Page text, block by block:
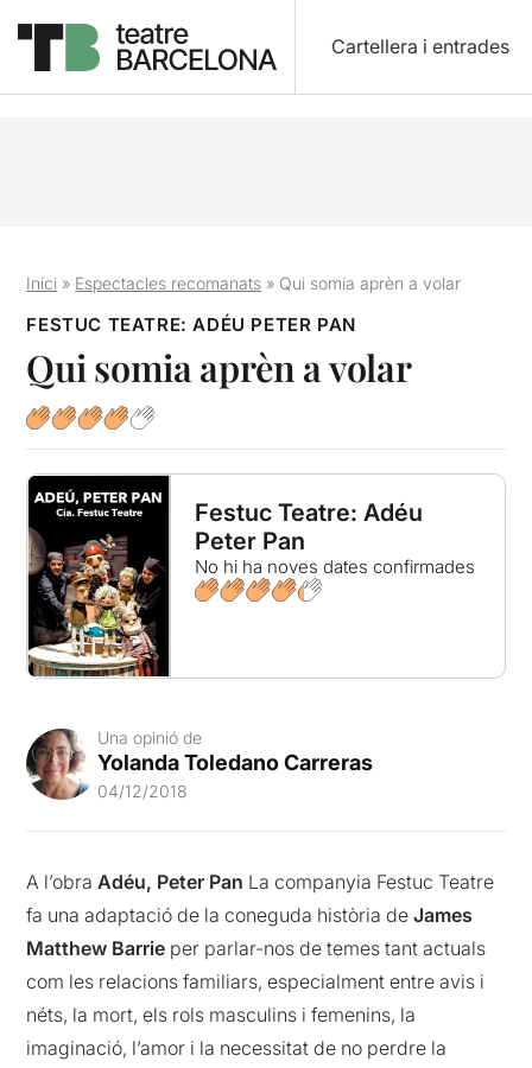
Cartellera i entrades
Inici » Espectacles recomanats » Qui somia aprèn a volar
FESTUC TEATRE: ADÉU PETER PAN
Qui somia aprèn a volar
Festuc Teatre: Adéu
Peter Pan
No hi ha noves dates confirmades
Una opinió de
Yolanda Toledano Carreras
04/12/2018
A l’obraAdéu, Peter Pan La companyia Festuc Teatre
fa una adaptació de la coneguda història deJames
Matthew Barrie per parlar-nos de temes tant actuals
com les relacions familiars, especialment entre avis i
néts, la mort, els rols masculins i femenins, la
imaginació, l’amor i la necessitat de no perdre la